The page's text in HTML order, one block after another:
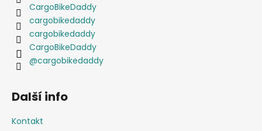
CargoBikeDaddy
cargobikedaddy
cargobikedaddy
CargoBikeDaddy
@cargobikedaddy
Další info
Kontakt